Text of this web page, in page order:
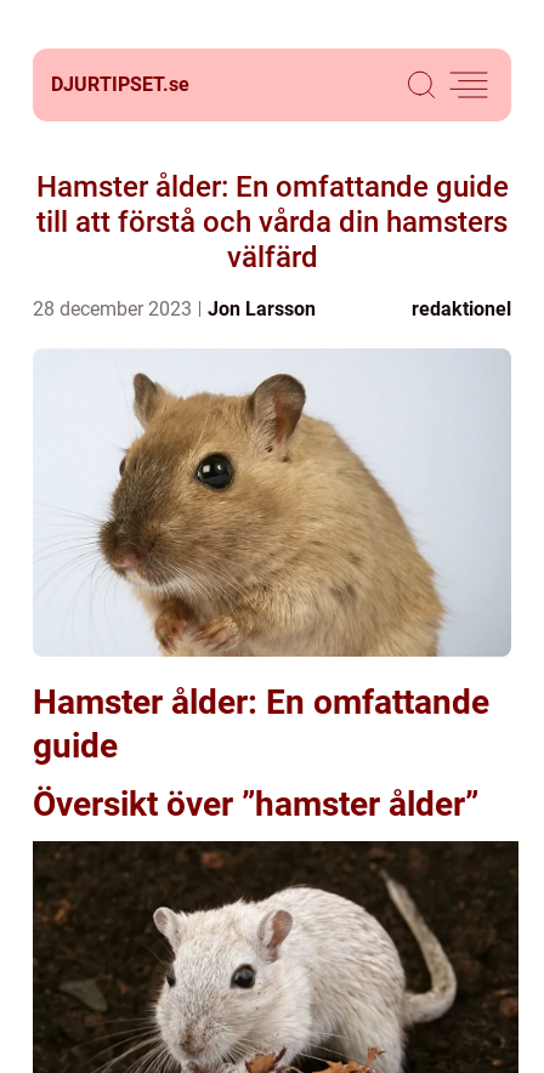
DJURTIPSET.se
Hamster ålder: En omfattande guide
till att förstå och vårda din hamsters
välfärd
28 december 2023 Jon Larsson redaktionel
Hamster ålder: En omfattande
guide
Översikt över ”hamster ålder”